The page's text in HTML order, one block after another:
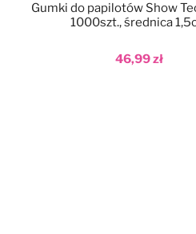
do ulubionych
46,99 zł
Gumki do papilotów Show
1000szt., średnica